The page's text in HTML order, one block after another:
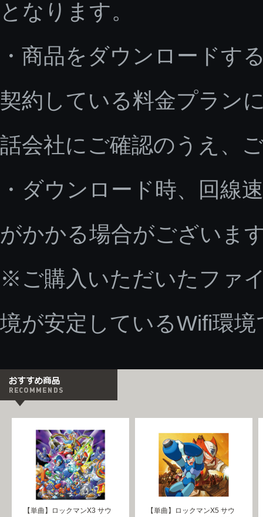
となります。
・商品をダウンロードす
契約している料金プラン
話会社にご確認のうえ、
・ダウンロード時、回線
がかかる場合がございま
※ご購入いただいたファ
境が安定しているWifi環
【単曲】ロックマンX3 サウ
【単曲】ロックマンX5 サウ